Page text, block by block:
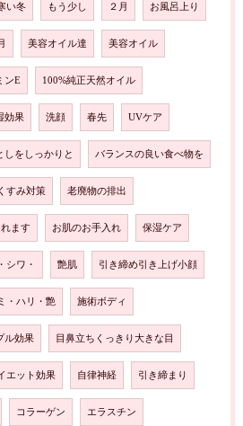
い冬 もう少し ２月 お風呂上り
美容オイル達 美容オイル
ンE 100%純正天然オイル
効果 洗顔 春先 UVケア
しをしっかりと バランスの良い食べ物を
くすみ対策 老廃物の排出
ます お肌のお手入れ 保湿ケア
シワ・ 艶肌 引き締め引き上げ小顔
・ハリ・艶 施術ボディ
ル効果 目鼻立ちくっきり大きな目
エット効果 自律神経 引き締まり
コラーゲン エラスチン